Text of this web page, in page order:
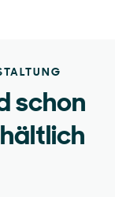
schon